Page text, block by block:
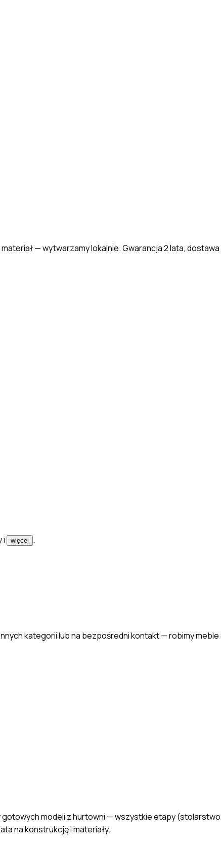
— wytwarzamy lokalnie. Gwarancja 2 lata, dostawa
i więcej .
kategorii lub na bezpośredni kontakt — robimy meble
modeli z hurtowni — wszystkie etapy
na konstrukcję i materiały.